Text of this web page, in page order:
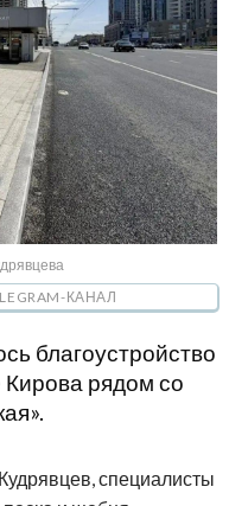
КАНАЛ
благоустройство
рядом со
специалисты